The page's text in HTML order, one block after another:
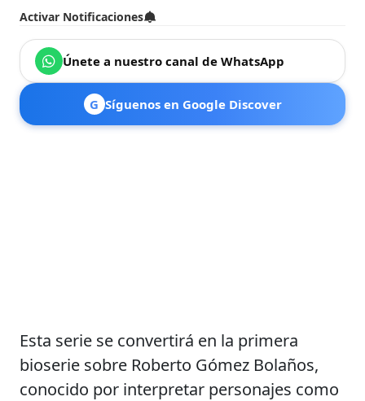
Activar Notificaciones
Únete a nuestro canal de WhatsApp
G Síguenos en Google Discover
Esta serie se convertirá en la primera
bioserie sobre Roberto Gómez Bolaños,
conocido por interpretar personajes como